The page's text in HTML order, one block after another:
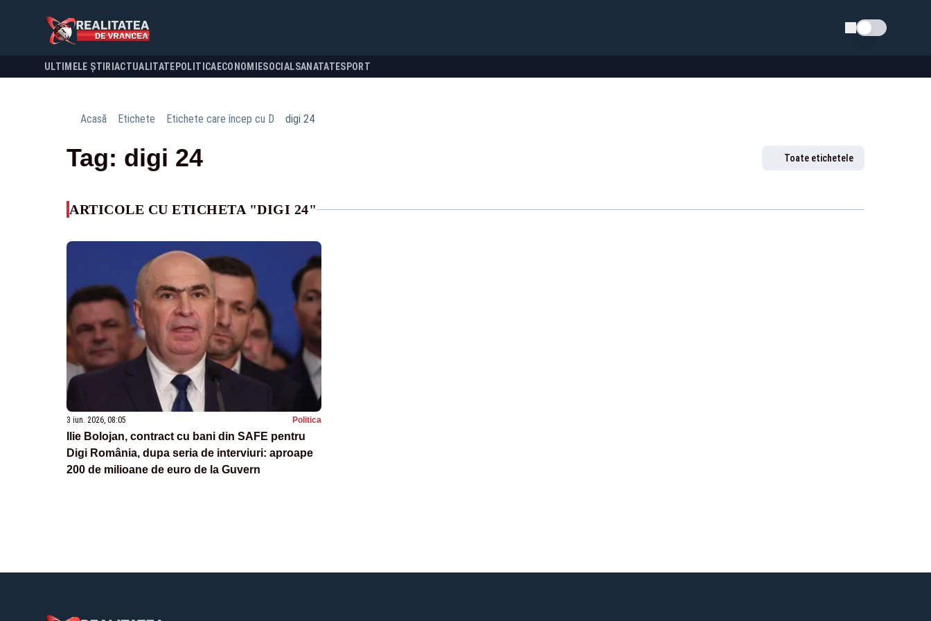
Schimba tema
ULTIMELE ȘTIRI ACTUALITATE POLITICA ECONOMIESOCIALSANATATESPORT
Acasă Etichete Etichete care încep cu D digi 24
Tag: digi 24 Toate etichetele
ARTICOLE CU ETICHETA "DIGI 24"
3 iun. 2026, 08:05 Politica
Ilie Bolojan, contract cu bani din SAFE pentru
Digi România, dupa seria de interviuri: aproape
200 de milioane de euro de la Guvern